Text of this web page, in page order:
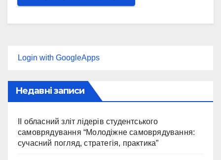
Login with GoogleApps
Недавні записи
II обласний зліт лідерів студентського
самоврядування “Молодіжне самоврядування:
сучасний погляд, стратегія, практика”